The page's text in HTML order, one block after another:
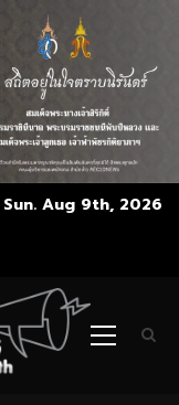
Sun. Aug 9th, 2026
Primary